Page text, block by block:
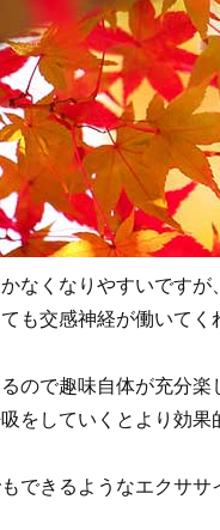
なくなりやすいです
も交感神経が働いて
ので趣味自体が充分
をしていくとより効果
できるようなエクサ